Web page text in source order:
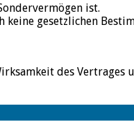
ist.
gesetzlichen
des